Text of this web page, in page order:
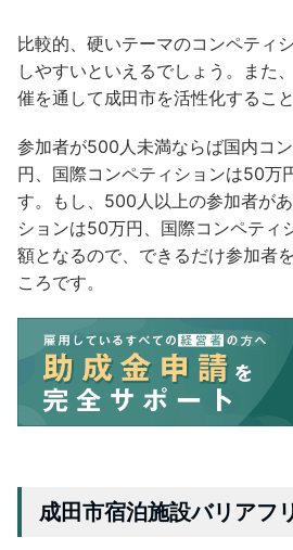
比較的、硬いテーマのコンペティ
しやすいといえるでしょう。また
催を通して成田市を活性化するこ
参加者が500人未満ならば国内コ
円、国際コンペティションは50万
す。もし、500人以上の参加者が
ションは50万円、国際コンペティ
額となるので、できるだけ参加者
ころです。
成田市宿泊施設バリアフ